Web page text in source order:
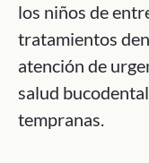
los niños de
tratamientos
atención de
salud
tempranas.